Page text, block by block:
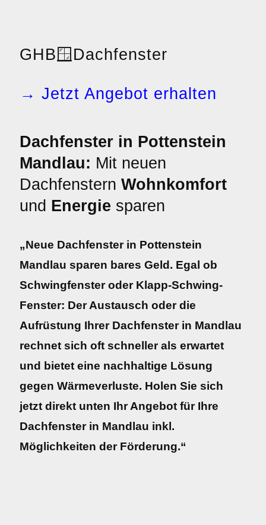
GHB 🪟 Dachfenster
→ Jetzt Angebot erhalten
Dachfenster in Pottenstein
Mandlau: Mit neuen
Dachfenstern Wohnkomfort
und Energie sparen
„Neue Dachfenster in Pottenstein
Mandlau sparen bares Geld. Egal ob
Schwingfenster oder Klapp-Schwing-
Fenster: Der Austausch oder die
Aufrüstung Ihrer Dachfenster in Mandlau
rechnet sich oft schneller als erwartet
und bietet eine nachhaltige Lösung
gegen Wärmeverluste. Holen Sie sich
jetzt direkt unten Ihr Angebot für Ihre
Dachfenster in Mandlau inkl.
Möglichkeiten der Förderung.“